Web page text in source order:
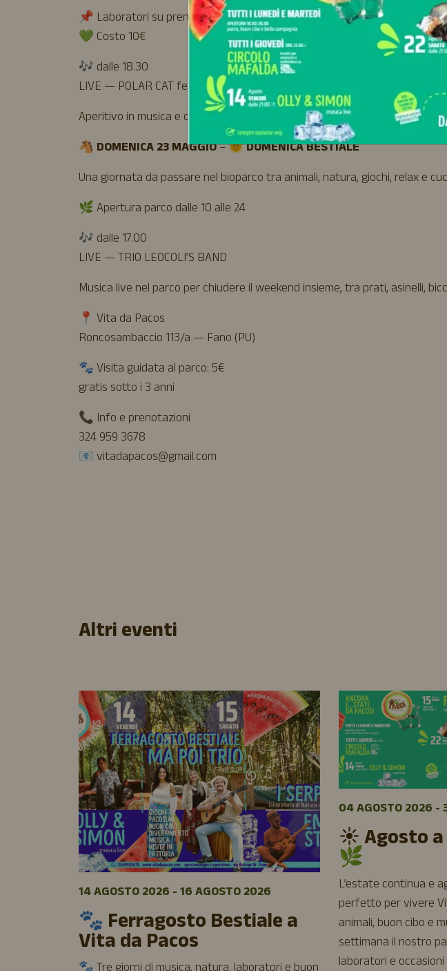
📌 Laboratori su prenotazione
💚 Costo 10€
🎶 dalle 18.30
LIVE — POLAR CAT feat. ELISABETTA DEL FERRO
Aperitivo in musica e cena come vuoi tu!
🐴 DOMENICA 23 MAGGIO– 🌞DOMENICA BESTIALE
Una giornata da passare nel bioparco tra animali, natura, giochi, relax e
🌿 Apertura parco dalle 10 alle 24
🎶 dalle 17.00
LIVE — TRIO LEOCOLI’S BAND
Musica live nel parco per chiudere il weekend insieme, tra prati, asinelli,
📍 Vita da Pacos
Roncosambaccio 113/a — Fano (PU)
🐾 Visita guidata al parco: 5€
gratis sotto i 3 anni
📞 Info e prenotazioni
324 959 3678
📧vitadapacos@gmail.com
Altri eventi
14 AGOSTO 2026 - 16 AGOSTO 2026
🐾 Ferragosto Bestiale a
Vita da Pacos
04 AGOSTO 2026 -
☀️ Agosto a
🌿
L’estate continua e
perfetto per vivere
animali, buon cibo e
settimana il nostro
laboratori e